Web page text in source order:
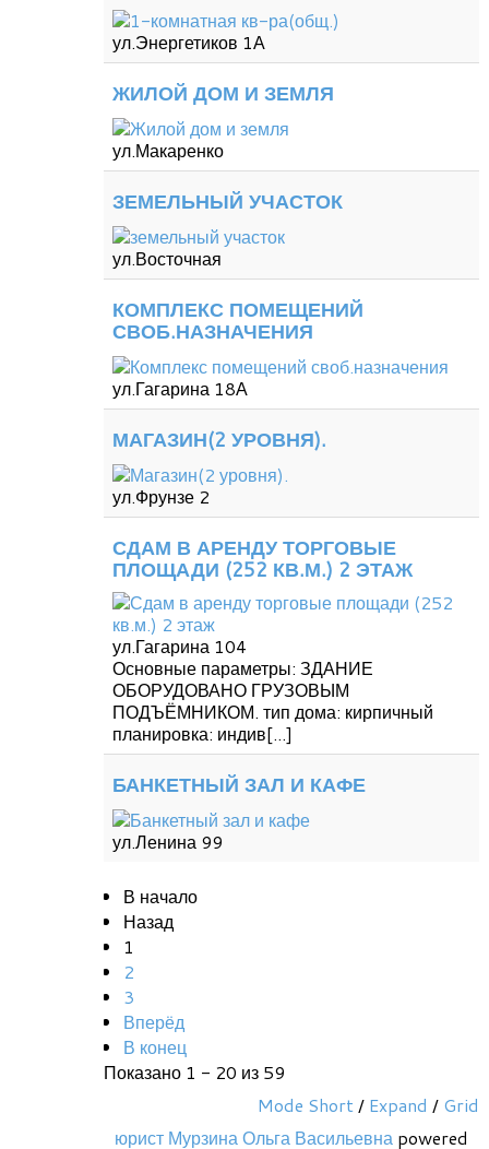
ул.Энергетиков 1А
ЖИЛОЙ ДОМ И ЗЕМЛЯ
ул.Макаренко
ЗЕМЕЛЬНЫЙ УЧАСТОК
ул.Восточная
КОМПЛЕКС ПОМЕЩЕНИЙ
СВОБ.НАЗНАЧЕНИЯ
ул.Гагарина 18А
МАГАЗИН(2 УРОВНЯ).
ул.Фрунзе 2
СДАМ В АРЕНДУ ТОРГОВЫЕ
ПЛОЩАДИ (252 КВ.М.) 2 ЭТАЖ
ул.Гагарина 104
Основные параметры: ЗДАНИЕ
ОБОРУДОВАНО ГРУЗОВЫМ
ПОДЪЁМНИКОМ. тип дома: кирпичный
планировка: индив[...]
БАНКЕТНЫЙ ЗАЛ И КАФЕ
ул.Ленина 99
В начало
Назад
1
2
3
Вперёд
В конец
Показано 1 - 20 из 59
Mode Short / Expand / Grid
юрист Мурзина Ольга Васильевна powered